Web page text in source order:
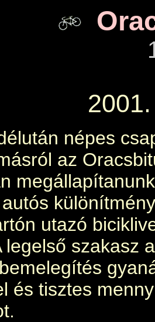
népes
az
utazó
legelső szakasz
és tisztes